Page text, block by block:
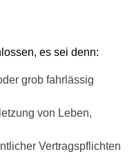
es sei denn:
grob fahrlässig
von Leben,
Vertragspflichten